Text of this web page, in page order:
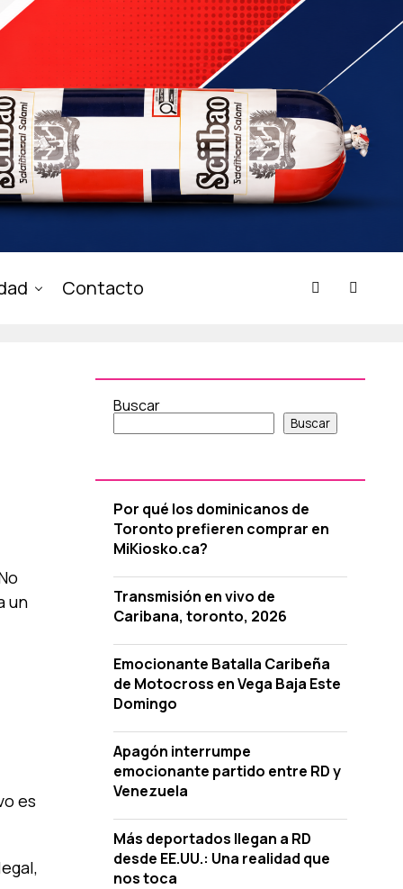
Contacto
un
es
Buscar
Buscar
Por qué los dominicanos de
Toronto prefieren comprar en
MiKiosko.ca?
Transmisión en vivo de
Caribana, toronto, 2026
Emocionante Batalla Caribeña
de Motocross en Vega Baja Este
Domingo
Apagón interrumpe
emocionante partido entre RD y
Venezuela
Más deportados llegan a RD
desde EE.UU.: Una realidad que
nos toca